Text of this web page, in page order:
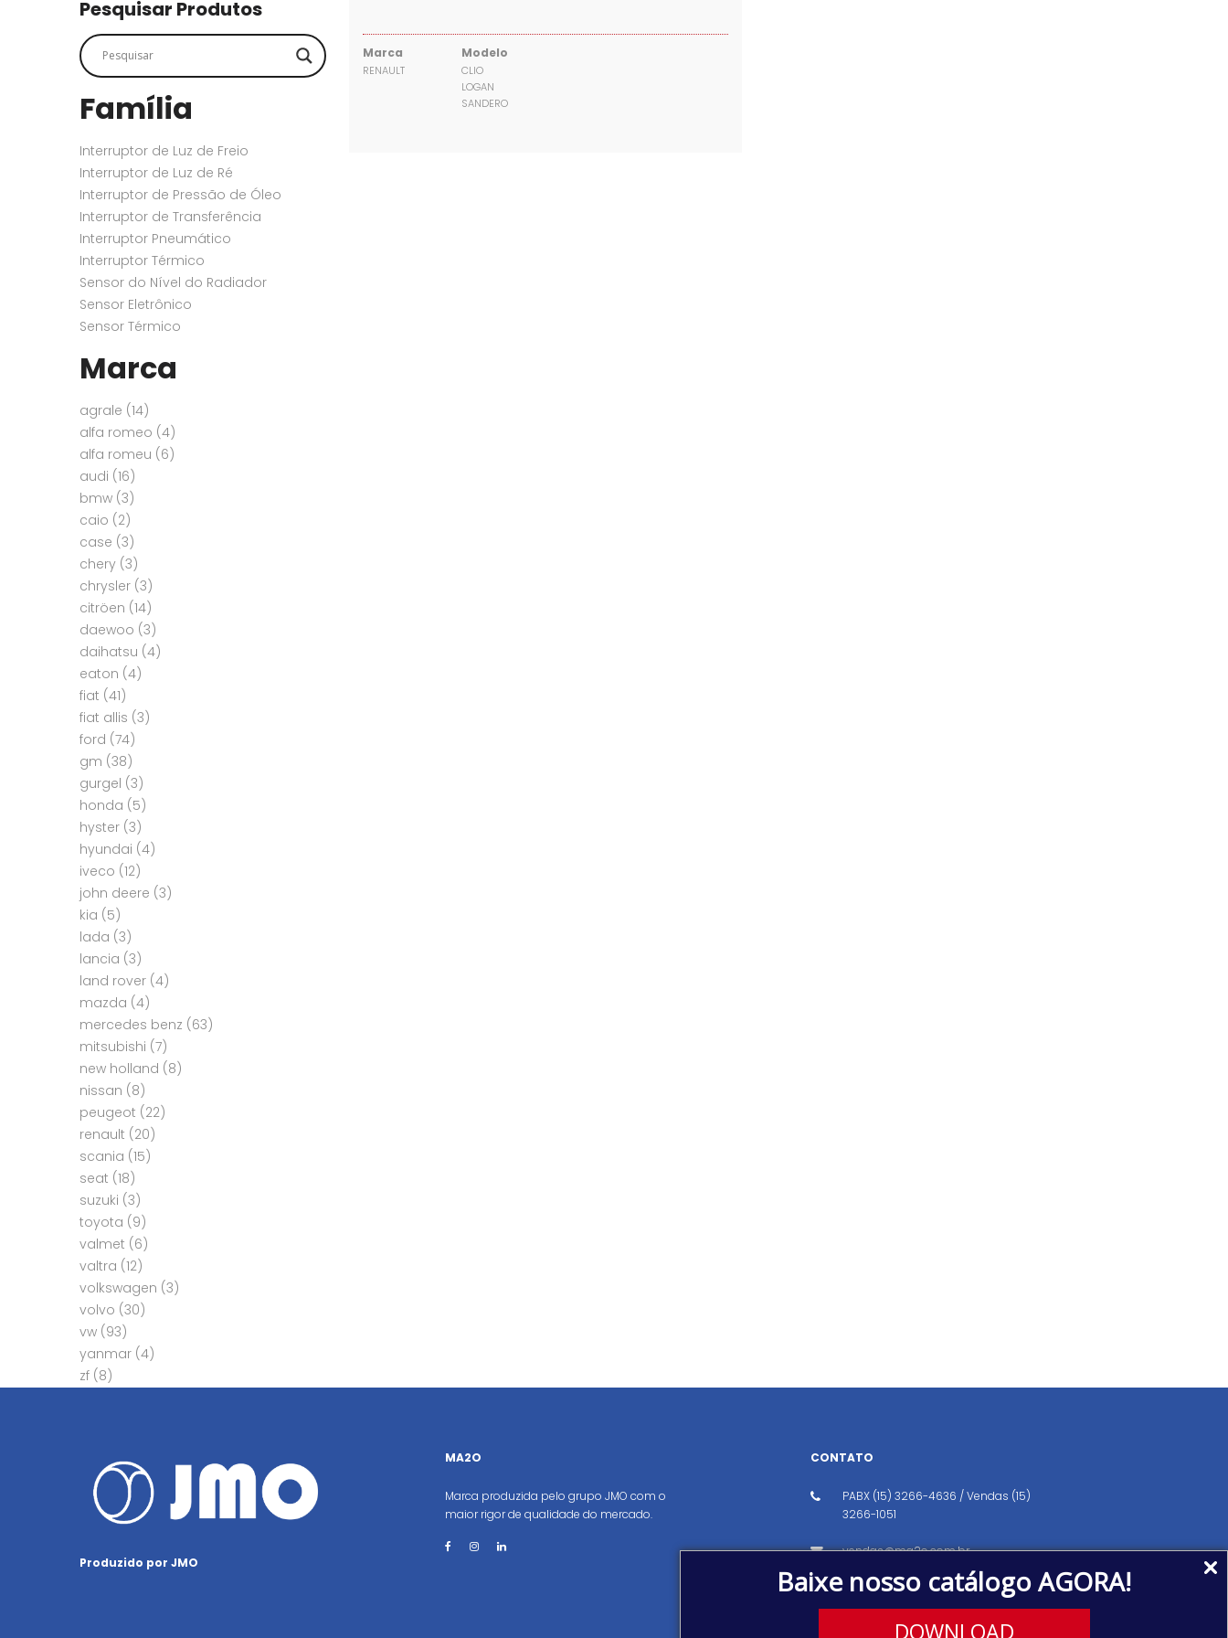
Baixe nosso catálogo AGORA!
DOWNLOAD
Pesquisar Produtos
Família
Interruptor de Luz de Freio
Interruptor de Luz de Ré
Interruptor de Pressão de Óleo
Interruptor de Transferência
Interruptor Pneumático
Interruptor Térmico
Sensor do Nível do Radiador
Sensor Eletrônico
Sensor Térmico
Marca
agrale (14)
alfa romeo (4)
alfa romeu (6)
audi (16)
bmw (3)
caio (2)
case (3)
chery (3)
chrysler (3)
citröen (14)
daewoo (3)
daihatsu (4)
eaton (4)
fiat (41)
fiat allis (3)
ford (74)
gm (38)
gurgel (3)
honda (5)
hyster (3)
hyundai (4)
iveco (12)
john deere (3)
kia (5)
lada (3)
lancia (3)
land rover (4)
mazda (4)
mercedes benz (63)
mitsubishi (7)
new holland (8)
nissan (8)
peugeot (22)
renault (20)
scania (15)
seat (18)
suzuki (3)
toyota (9)
valmet (6)
valtra (12)
volkswagen (3)
volvo (30)
vw (93)
yanmar (4)
zf (8)
Marca
RENAULT
Modelo
CLIO
LOGAN
SANDERO
Produzido por JMO
MA2O
Marca produzida pelo grupo JMO com o
maior rigor de qualidade do mercado.
CONTATO
PABX (15) 3266-4636 / Vendas (15)
3266-1051
vendas@ma2o.com.br
Avenida dos Eucaliptos, 151, Distrito
Industrial, Iperó/SP CEP: 18560-000